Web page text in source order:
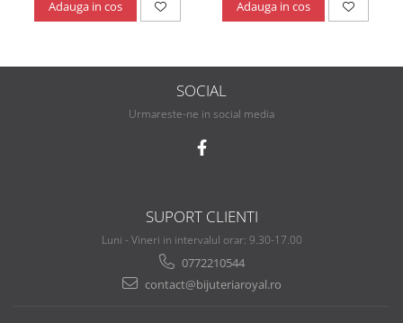
Adauga in cos Adauga in cos
SOCIAL
Urmareste-ne in social media
SUPORT CLIENTI
Luni - Vineri in intervalul orar: 9.30-17.00
0772210544
contact@bijuteriaroyal.ro